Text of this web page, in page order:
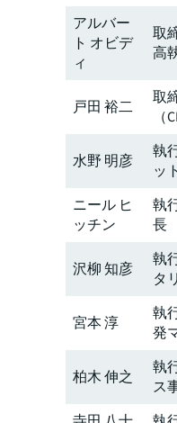
アルバー
ト オビデ
ィ
取
高
戸田 裕二
取
（
水野 明彦
執
ッ
ニール ヒ
ッチン
執
長
沢柳 知彦
執
タ
宮本 淳
執
発
柏木 伸之
執
ス